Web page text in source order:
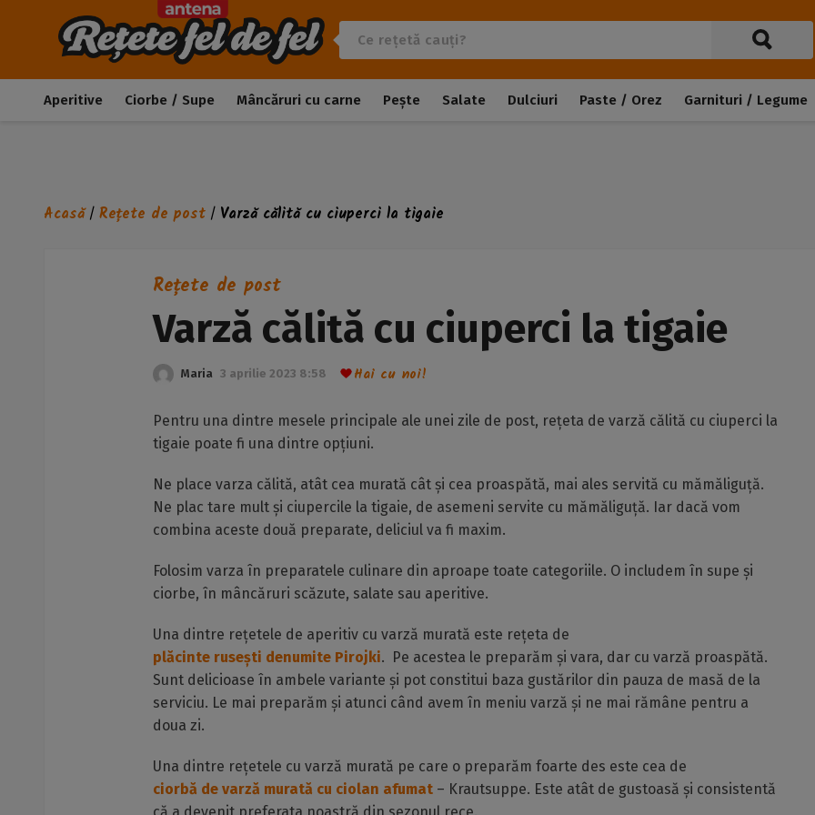
Aperitive Ciorbe / Supe Mâncăruri cu carne Pește Salate Dulciuri Paste / Orez Garnituri / Legume
Acasă/ Rețete de post / Varză călită cu ciuperci la tigaie
Rețete de post
Varză călită cu ciuperci la tigaie
Maria 3 aprilie 2023 8:58 Hai cu noi!
Pentru una dintre mesele principale ale unei zile de post, rețeta de varză călită cu ciuperci la
tigaie poate fi una dintre opțiuni.
Ne place varza călită, atât cea murată cât și cea proaspătă, mai ales servită cu mămăliguță.
Ne plac tare mult și ciupercile la tigaie, de asemeni servite cu mămăliguță. Iar dacă vom
combina aceste două preparate, deliciul va fi maxim.
Folosim varza în preparatele culinare din aproape toate categoriile. O includem în supe și
ciorbe, în mâncăruri scăzute, salate sau aperitive.
Una dintre rețetele de aperitiv cu varză murată este rețeta de
plăcinte rusești denumite Pirojki. Pe acestea le preparăm și vara, dar cu varză proaspătă.
Sunt delicioase în ambele variante și pot constitui baza gustărilor din pauza de masă de la
serviciu. Le mai preparăm și atunci când avem în meniu varză și ne mai rămâne pentru a
doua zi.
Una dintre rețetele cu varză murată pe care o preparăm foarte des este cea de
ciorbă de varză murată cu ciolan afumat – Krautsuppe. Este atât de gustoasă și consistentă